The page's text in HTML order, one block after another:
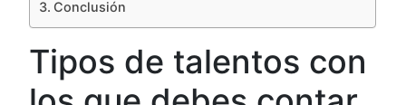
Conclusión
Tipos de talentos con